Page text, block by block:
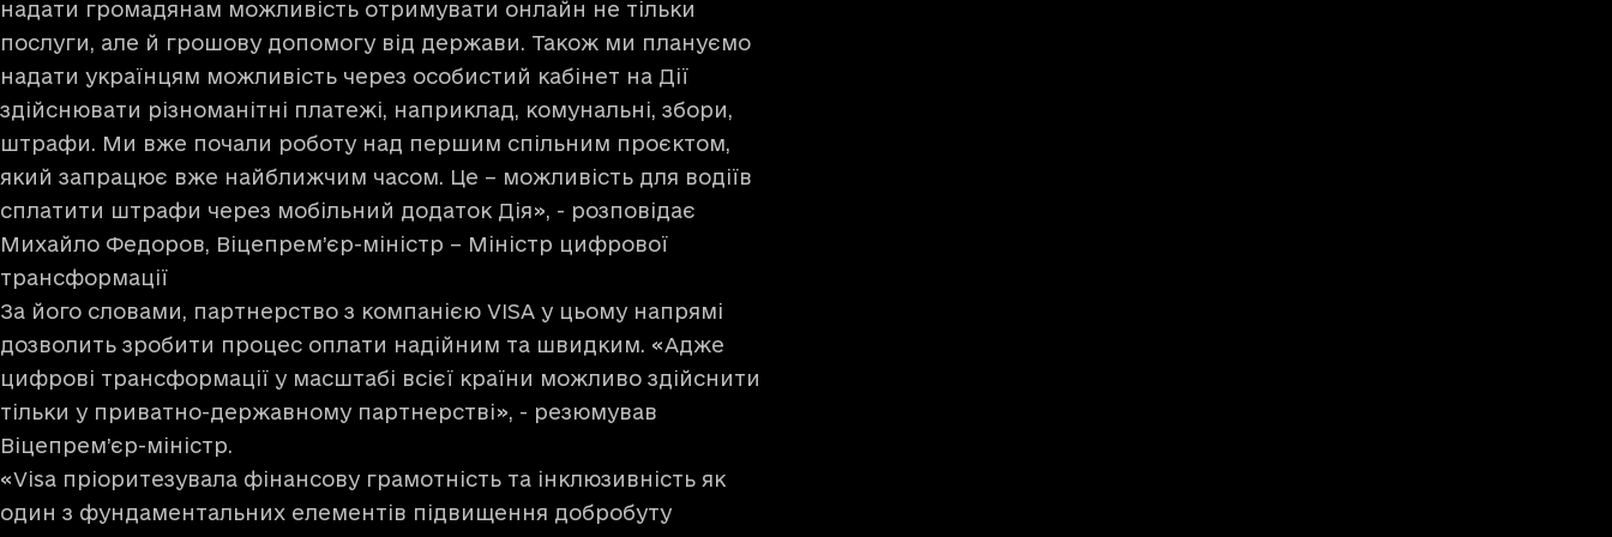
надати громадянам можливість отримувати онлайн не тільки
послуги, але й грошову допомогу від держави. Також ми плануємо
надати українцям можливість через особистий кабінет на Дії
здійснювати різноманітні платежі, наприклад, комунальні, збори,
штрафи. Ми вже почали роботу над першим спільним проєктом,
який запрацює вже найближчим часом. Це – можливість для водіїв
сплатити штрафи через мобільний додаток Дія», - розповідає
Михайло Федоров, Віцепрем’єр-міністр – Міністр цифрової
трансформації
За його словами, партнерство з компанією VISA у цьому напрямі
дозволить зробити процес оплати надійним та швидким. «Адже
цифрові трансформації у масштабі всієї країни можливо здійснити
тільки у приватно-державному партнерстві», - резюмував
Віцепрем’єр-міністр.
«Visa пріоритезувала фінансову грамотність та інклюзивність як
один з фундаментальних елементів підвищення добробуту